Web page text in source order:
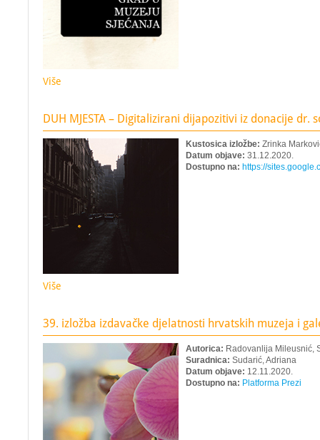
Više
DUH MJESTA – Digitalizirani dijapozitivi iz donacije dr.
Kustosica izložbe: Zrinka
Datum objave: 31.12.2020.
Dostupno na: https://
Više
39. izložba izdavačke djelatnosti hrvatskih muzeja i
Autorica: Radovanlija Mileusnić,
Suradnica: Sudarić, Adriana
Datum objave: 12.11.2020.
Dostupno na: Platforma Prezi